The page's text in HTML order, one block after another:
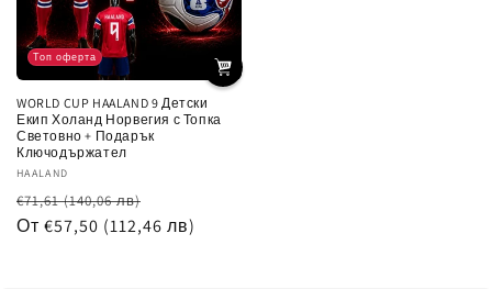
Топ оферта
WORLD CUP HAALAND 9 Детски
Екип Холанд Норвегия с Топка
Световно + Подарък
Ключодържател
Доставчик:
HAALAND
Обичайна
цена
€71,61(140,06 лв)
при
От €57,50 (112,46 лв)